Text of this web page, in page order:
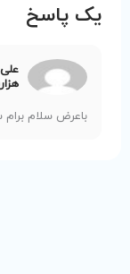
یک پاسخ
علی
باعرض سلام برام